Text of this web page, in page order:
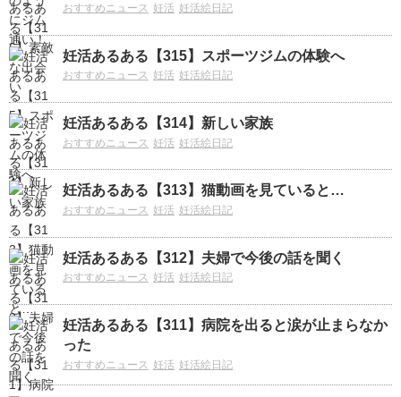
おすすめニュース 妊活 妊活絵日記
妊活あるある【315】スポーツジムの体験へ
おすすめニュース 妊活 妊活絵日記
妊活あるある【314】新しい家族
おすすめニュース 妊活 妊活絵日記
妊活あるある【313】猫動画を見ていると…
おすすめニュース 妊活 妊活絵日記
妊活あるある【312】夫婦で今後の話を聞く
おすすめニュース 妊活 妊活絵日記
妊活あるある【311】病院を出ると涙が止まらなか
った
おすすめニュース 妊活 妊活絵日記